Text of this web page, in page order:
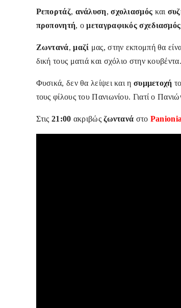
Ρεπορτάζ, ανάλυση,σχολιασμός και
προπονητή, ομεταγραφικός σχεδιασμός
Ζωντανά,μαζί μας, στην εκπομπή θα
δική τους ματιά και σχόλιο στην κουβέντα.
Φυσικά, δεν θα λείψει και η συμμετοχή
τους φίλους του Πανιωνίου. Γιατί ο
Στις 21:00 ακριβώςζωντανά στο